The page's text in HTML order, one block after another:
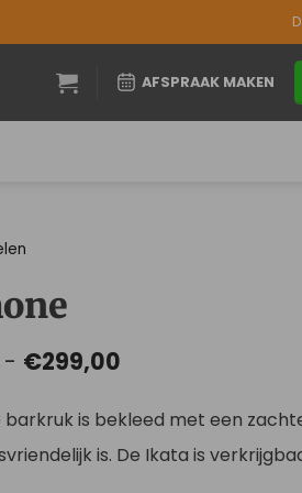
AFSPRAAK MAKEN
- €299,00
tot
€299,00
barkruk is bekleed met een
is. De Ikata is